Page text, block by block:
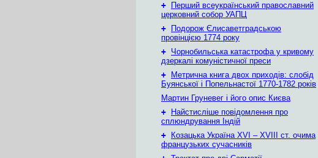
+
Перший всеукраїнський православний
церковний собор УАПЦ
+
Подорож Єлисаветградською
провінцією 1774 року
+ Чорнобильська катастрофа у кривому
дзеркалі комуністичної преси
+
Метрична книга двох приходів: слобід
Буянської і Попельнастої 1770-1782 років
Мартин Груневег і його опис Києва
+
Найстисліше повідомлення про
сплюндрування Індій
+
Козацька Україна ХVІ – ХVІІІ ст. очима
французьких сучасників